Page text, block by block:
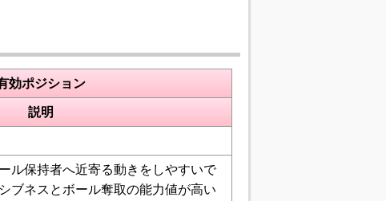
効ポジション
説明
ル保持者へ近寄る動きをしやすいで
ブネスとボール奪取の能力値が高い